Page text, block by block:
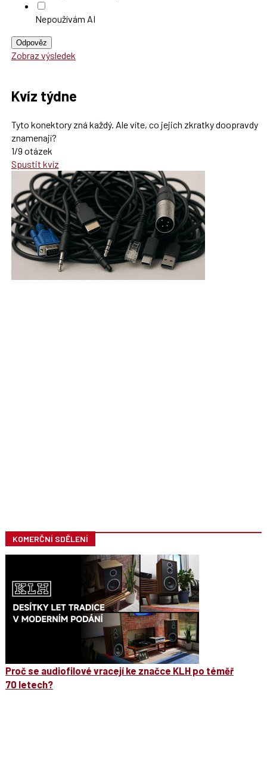
Nepoužívám AI
Odpověz
Zobraz výsledek
Kvíz týdne
Tyto konektory zná každý. Ale víte, co jejich zkratky doopravdy
znamenají?
1/9 otázek
Spustit kvíz
KOMERČNÍ SDĚLENÍ
Proč se audiofilové vracejí ke značce KLH po téměř
70 letech?